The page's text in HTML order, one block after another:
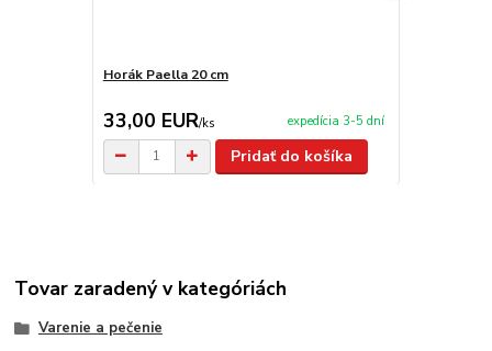
Horák Paella 20 cm
33,00 EUR/ks expedícia 3-5 dní
Pridať do košíka
Tovar zaradený v kategóriách
Varenie a pečenie